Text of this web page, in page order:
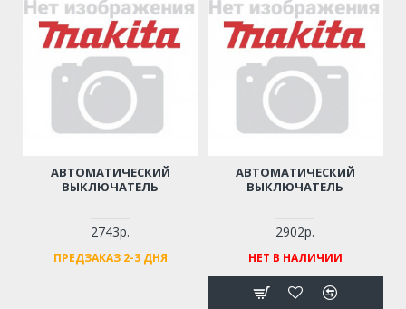
АВТОМАТИЧЕСКИЙ
ВЫКЛЮЧАТЕЛЬ
2743р.
ПРЕДЗАКАЗ 2-3 ДНЯ
АВТОМАТИЧЕСКИЙ
ВЫКЛЮЧАТЕЛЬ
2902р.
НЕТ В НАЛИЧИИ